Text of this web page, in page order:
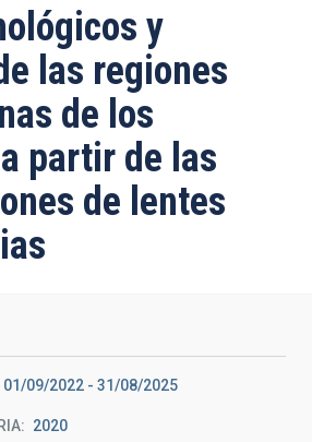
y
las regiones
de los
partir de las
de lentes
01/09/2022 - 31/08/2025
2020